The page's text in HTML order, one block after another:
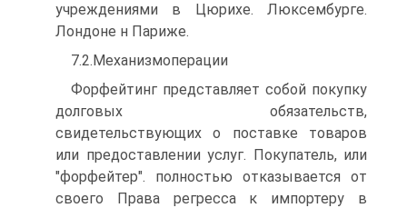
учреждениями в Цюрихе. Люксембурге.
Лондоне н Париже.
7.2.Механизмоперации
Форфейтинг представляет собой покупку
долговых обязательств,
свидетельствующих о поставке товаров
или предоставлении услуг. Покупатель, или
"форфейтер". полностью отказывается от
своего Права регресса к импортеру в